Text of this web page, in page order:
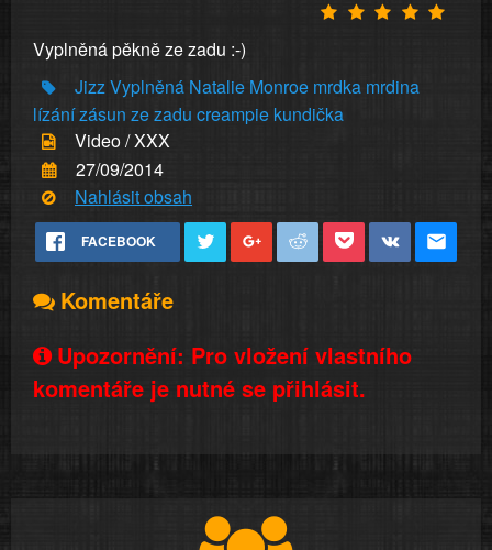
Vyplněná pěkně ze zadu :-)
JizzVyplněná Natalie Monroe mrdka mrdina
lízánízásun ze zadu creampie kundička
Video / XXX
27/09/2014
Nahlásit obsah
FACEBOOK
Komentáře
Upozornění: Pro vložení vlastního
komentáře je nutné se přihlásit.